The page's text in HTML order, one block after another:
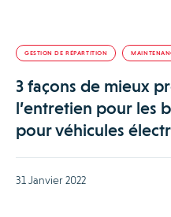
GESTION DE RÉPARTITION
3 façons de mieux
l’entretien pour les
pour véhicules
31 Janvier 2022